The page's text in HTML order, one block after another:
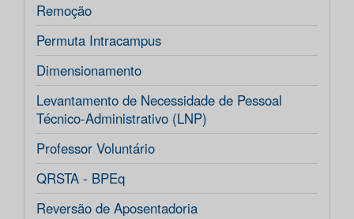
Remoção
Permuta Intracampus
Dimensionamento
Levantamento de Necessidade de Pessoal
Técnico-Administrativo (LNP)
Professor Voluntário
QRSTA - BPEq
Reversão de Aposentadoria